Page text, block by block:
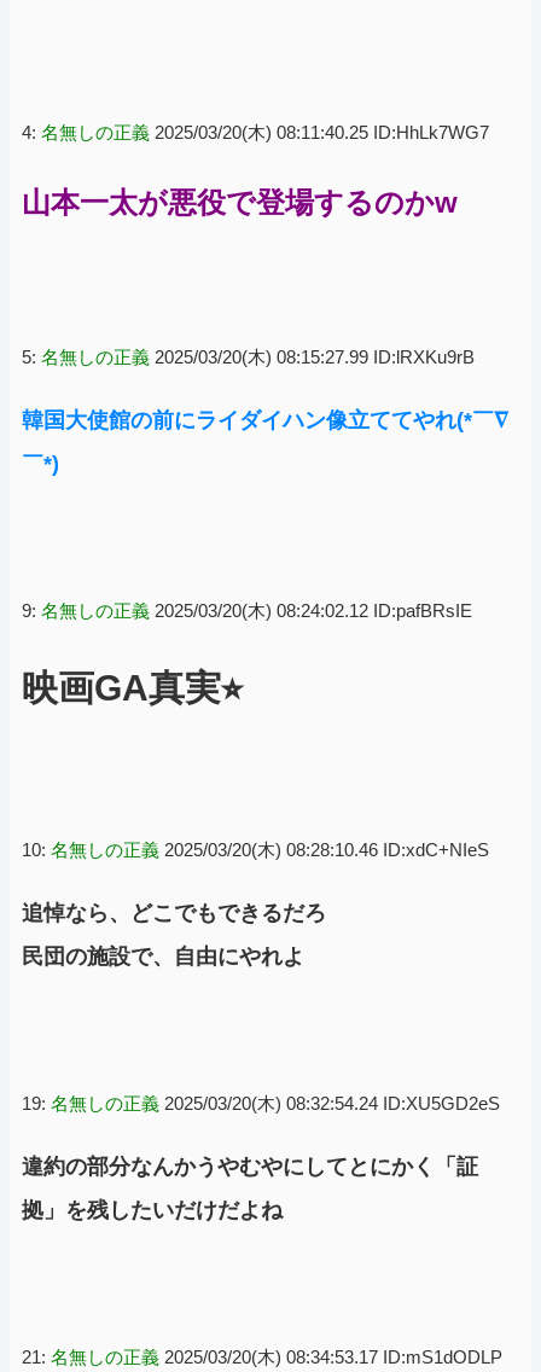
4: 名無しの正義 2025/03/20(木) 08:11:40.25 ID:HhLk7WG7
山本一太が悪役で登場するのかw
5: 名無しの正義 2025/03/20(木) 08:15:27.99 ID:lRXKu9rB
韓国大使館の前にライダイハン像立ててやれ(*￣∇
￣*)
9: 名無しの正義 2025/03/20(木) 08:24:02.12 ID:pafBRsIE
映画GA真実⭐︎
10: 名無しの正義 2025/03/20(木) 08:28:10.46 ID:xdC+NIeS
追悼なら、どこでもできるだろ
民団の施設で、自由にやれよ
19: 名無しの正義 2025/03/20(木) 08:32:54.24 ID:XU5GD2eS
違約の部分なんかうやむやにしてとにかく「証
拠」を残したいだけだよね
21: 名無しの正義 2025/03/20(木) 08:34:53.17 ID:mS1dODLP